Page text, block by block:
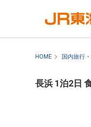
HOME 国内旅行
長浜 1泊2日